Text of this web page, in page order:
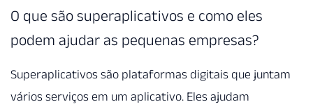
O que são superaplicativos e como eles
podem ajudar as pequenas empresas?
Superaplicativos são plataformas digitais que juntam
vários serviços em um aplicativo. Eles ajudam